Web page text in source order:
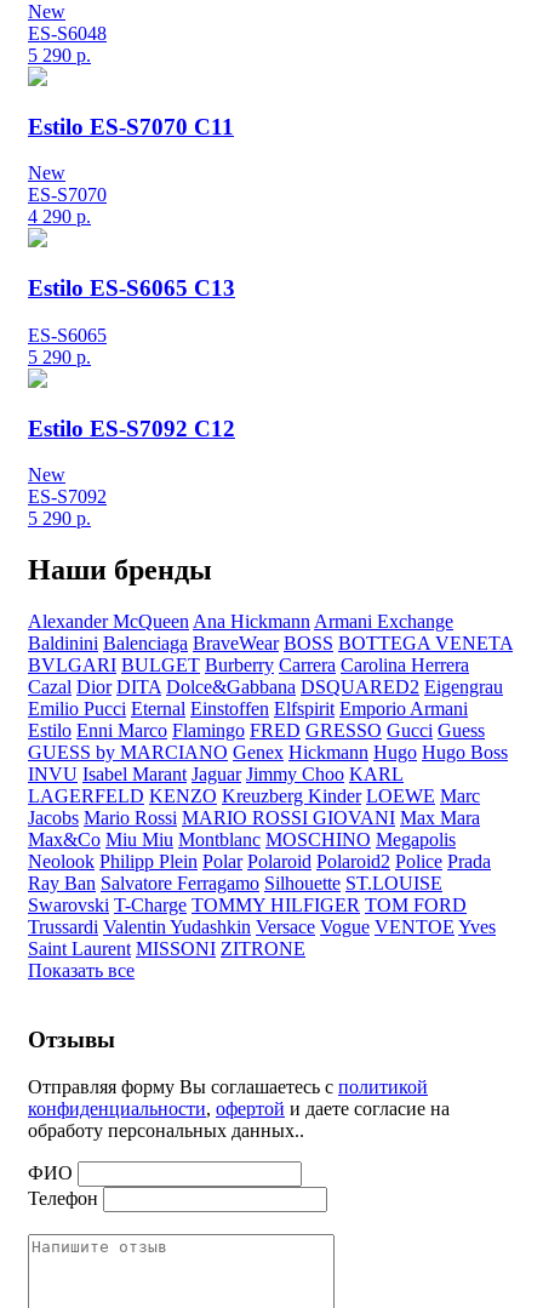
New
ES-S6048
5 290 р.
Estilo ES-S7070 C11
New
ES-S7070
4 290 р.
Estilo ES-S6065 C13
ES-S6065
5 290 р.
Estilo ES-S7092 C12
New
ES-S7092
5 290 р.
Наши бренды
Alexander McQueen Ana Hickmann Armani Exchange
Baldinini Balenciaga BraveWear BOSS BOTTEGA VENETA
BVLGARI BULGET Burberry Carrera Carolina Herrera
Cazal Dior DITA Dolce&Gabbana DSQUARED2 Eigengrau
Emilio Pucci Eternal Einstoffen Elfspirit Emporio Armani
Estilo Enni Marco Flamingo FRED GRESSO Gucci Guess
GUESS by MARCIANO Genex Hickmann Hugo Hugo Boss
INVU Isabel Marant Jaguar Jimmy Choo KARL
LAGERFELD KENZO Kreuzberg Kinder LOEWE Marc
Jacobs Mario Rossi MARIO ROSSI GIOVANI Max Mara
Max&Co Miu Miu Montblanc MOSCHINO Megapolis
Neolook Philipp Plein Polar Polaroid Polaroid2 Police Prada
Ray Ban Salvatore Ferragamo Silhouette ST.LOUISE
Swarovski T-Charge TOMMY HILFIGER TOM FORD
Trussardi Valentin Yudashkin Versace Vogue VENTOE Yves
Saint Laurent MISSONI ZITRONE
Показать все
Отзывы
Отправляя форму Вы соглашаетесь с политикой
конфиденциальности, офертой и даете согласие на
обработу персональных данных..
ФИО
Телефон